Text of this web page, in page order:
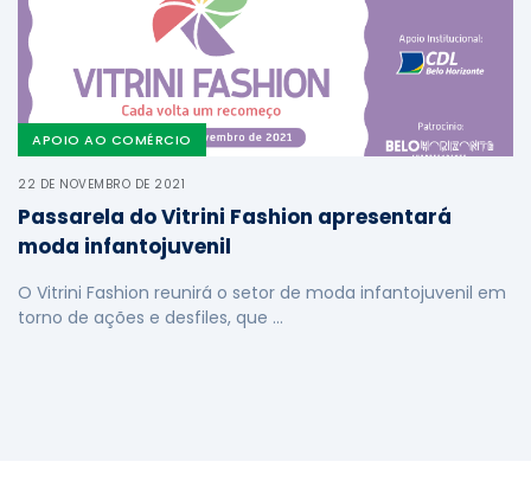
APOIO AO COMÉRCIO
22 DE NOVEMBRO DE 2021
Passarela do Vitrini Fashion apresentará
moda infantojuvenil
O Vitrini Fashion reunirá o setor de moda infantojuvenil em
torno de ações e desfiles, que …